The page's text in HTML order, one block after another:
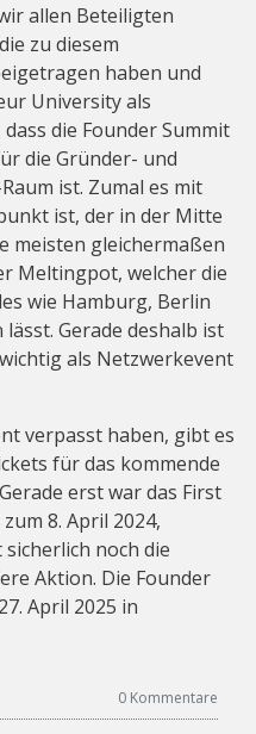
allen Beteiligten
zu diesem
haben und
University als
die Founder Summit
die Gründer- und
ist. Zumal es mit
ist, der in der Mitte
meisten gleichermaßen
Meltingpot, welcher die
wie Hamburg, Berlin
Gerade deshalb ist
als Netzwerkevent
verpasst haben, gibt es
für das kommende
erst war das First
8. April 2024,
noch die
Aktion. Die Founder
April 2025 in
0 Kommentare